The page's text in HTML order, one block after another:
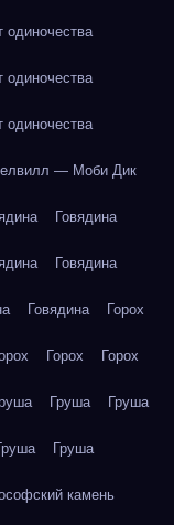
— Моби Дик
Говядина
Говядина
Говядина Горох
Горох Горох
Груша Груша
Груша
камень